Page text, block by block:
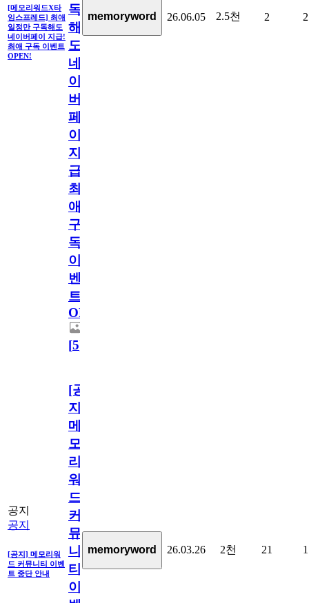
[메모리워드X타
임스프레드] 최애
일정만 구독해도
네이버페이 지급!
최애 구독 이벤트
OPEN!
독
해
도
네
이
버
페
이
지
급!
최
애
구
독
이
벤
트
OPEN!
[5]
memoryword 26.06.05 2.5천 2 2
공지
공지
[공지] 메모리워
드 커뮤니티 이벤
트 중단 안내
[공
지]
메
모
리
워
드
커
뮤
니
티
이
memoryword 26.03.26 2천 21 1